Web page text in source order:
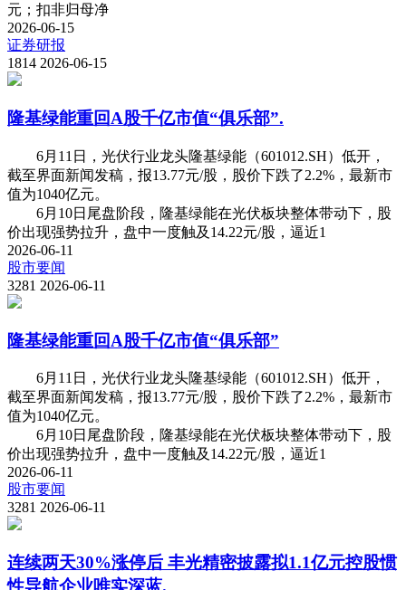
元；扣非归母净
2026-06-15
证券研报
1814 2026-06-15
隆基绿能重回A股千亿市值“俱乐部”.
6月11日，光伏行业龙头隆基绿能（601012.SH）低开，
截至界面新闻发稿，报13.77元/股，股价下跌了2.2%，最新市
值为1040亿元。
6月10日尾盘阶段，隆基绿能在光伏板块整体带动下，股
价出现强势拉升，盘中一度触及14.22元/股，逼近1
2026-06-11
股市要闻
3281 2026-06-11
隆基绿能重回A股千亿市值“俱乐部”
6月11日，光伏行业龙头隆基绿能（601012.SH）低开，
截至界面新闻发稿，报13.77元/股，股价下跌了2.2%，最新市
值为1040亿元。
6月10日尾盘阶段，隆基绿能在光伏板块整体带动下，股
价出现强势拉升，盘中一度触及14.22元/股，逼近1
2026-06-11
股市要闻
3281 2026-06-11
连续两天30%涨停后 丰光精密披露拟1.1亿元控股惯
性导航企业唯实深蓝.